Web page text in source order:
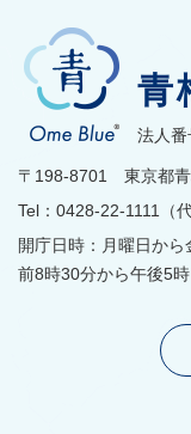
青
法人
〒198-8701 東京都青
Tel：0428-22-1111（
開庁日時：月曜日か
前8時30分から午後5時